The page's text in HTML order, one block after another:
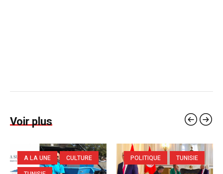
Voir plus
A LA UNE
CULTURE
POLITIQUE TUNISIE